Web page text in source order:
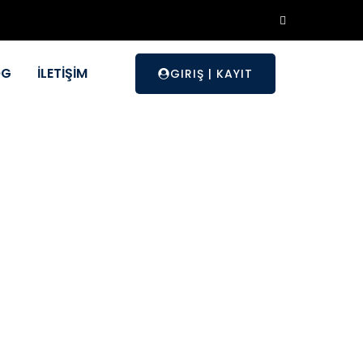
İLETİŞİM GIRIŞ | KAYIT